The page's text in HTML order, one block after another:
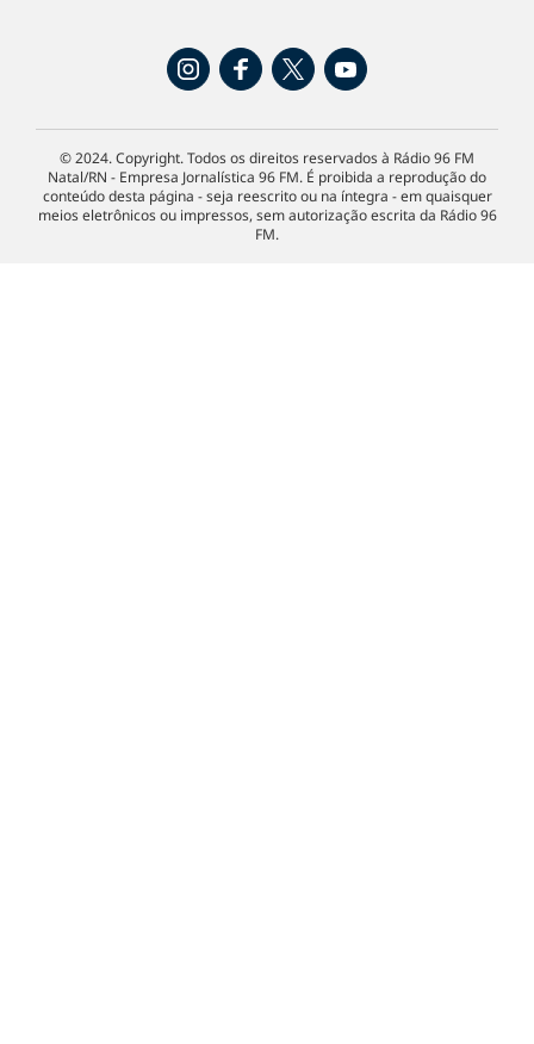
© 2024. Copyright. Todos os direitos reservados à Rádio 96 FM
Natal/RN - Empresa Jornalística 96 FM. É proibida a reprodução do
conteúdo desta página - seja reescrito ou na íntegra - em quaisquer
meios eletrônicos ou impressos, sem autorização escrita da Rádio 96
FM.